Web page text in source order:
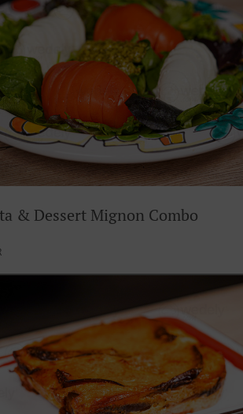
& Dessert Mignon Combo